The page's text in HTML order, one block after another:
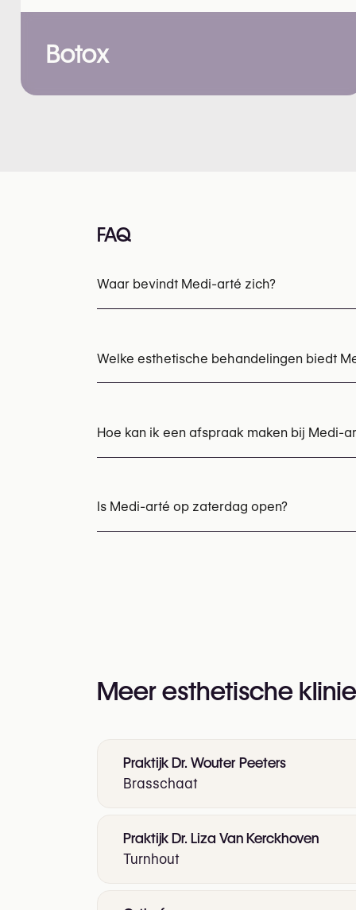
Botox
FAQ
Waar bevindt Medi-arté zich?
Welke esthetische behandelingen biedt
Injections voor de tranenplooi (tear trough)
Hoe kan ik een afspraak maken bij Medi-
U kunt ook hun website bezoeken voor
Is Medi-arté op zaterdag open?
Meer esthetische
Praktijk Dr. Wouter Peeters
Brasschaat
Praktijk Dr. Liza Van Kerckhoven
Turnhout